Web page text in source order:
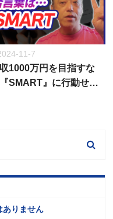
11-7
1000万円を目指すな
SMART』に行動せ…
ありません